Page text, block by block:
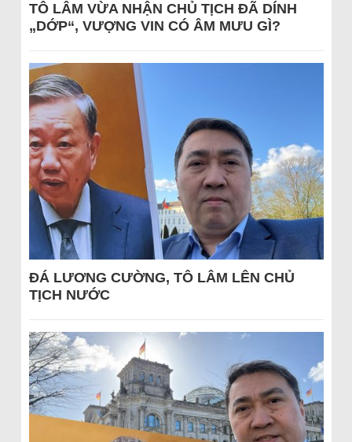
TÔ LÂM VỪA NHẬN CHỦ TỊCH ĐÃ DÍNH
„DỚP“, VƯỢNG VIN CÓ ÂM MƯU GÌ?
ĐÁ LƯƠNG CƯỜNG, TÔ LÂM LÊN CHỦ
TỊCH NƯỚC